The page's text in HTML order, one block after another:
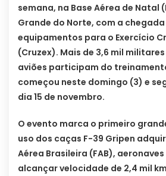
semana, na Base Aérea de Natal
Grande do Norte, com a
equipamentos para o Exercício
(Cruzex). Mais de 3,6 mil militares
aviões participam do
começou neste domingo (3) e
dia 15 de novembro.
O evento marca o primeiro
uso dos caças F-39 Gripen
Aérea Brasileira (FAB),
alcançar velocidade de 2,4 mil